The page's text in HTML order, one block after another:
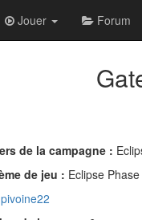
Jouer Forum
de la campagne :
de jeu : Eclipse Phase
pivoine22